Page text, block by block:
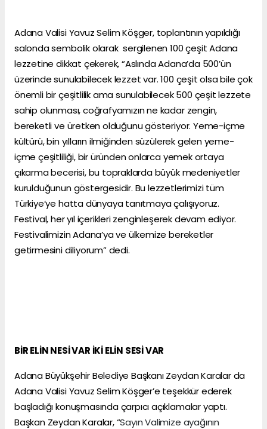
Adana Valisi Yavuz Selim Köşger, toplantının yapıldığı
salonda sembolik olarak sergilenen 100 çeşit Adana
lezzetine dikkat çekerek, “Aslında Adana’da 500’ün
üzerinde sunulabilecek lezzet var. 100 çeşit olsa bile çok
önemli bir çeşitlilik ama sunulabilecek 500 çeşit lezzete
sahip olunması, coğrafyamızın ne kadar zengin,
bereketli ve üretken olduğunu gösteriyor. Yeme-içme
kültürü, bin yılların ilmiğinden süzülerek gelen yeme-
içme çeşitliliği, bir üründen onlarca yemek ortaya
çıkarma becerisi, bu topraklarda büyük medeniyetler
kurulduğunun göstergesidir. Bu lezzetlerimizi tüm
Türkiye’ye hatta dünyaya tanıtmaya çalışıyoruz.
Festival, her yıl içerikleri zenginleşerek devam ediyor.
Festivalimizin Adana’ya ve ülkemize bereketler
getirmesini diliyorum” dedi.
BİR ELİN NESİ VAR İKİ ELİN SESİ VAR
Adana Büyükşehir Belediye Başkanı Zeydan Karalar da
Adana Valisi Yavuz Selim Köşger’e teşekkür ederek
başladığı konuşmasında çarpıcı açıklamalar yaptı.
Başkan Zeydan Karalar, “Sayın Valimize ayağının